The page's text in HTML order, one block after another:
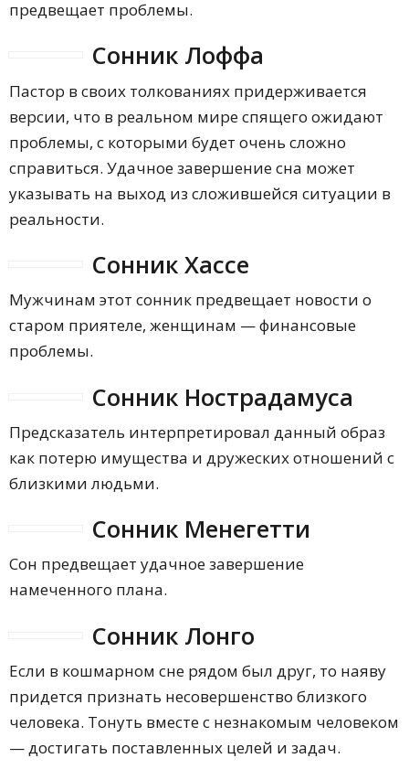
предвещает проблемы.
Сонник Лоффа
Пастор в своих толкованиях придерживается
версии, что в реальном мире спящего ожидают
проблемы, с которыми будет очень сложно
справиться. Удачное завершение сна может
указывать на выход из сложившейся ситуации в
реальности.
Сонник Хассе
Мужчинам этот сонник предвещает новости о
старом приятеле, женщинам — финансовые
проблемы.
Сонник Нострадамуса
Предсказатель интерпретировал данный образ
как потерю имущества и дружеских отношений с
близкими людьми.
Сонник Менегетти
Сон предвещает удачное завершение
намеченного плана.
Сонник Лонго
Если в кошмарном сне рядом был друг, то наяву
придется признать несовершенство близкого
человека. Тонуть вместе с незнакомым человеком
— достигать поставленных целей и задач.